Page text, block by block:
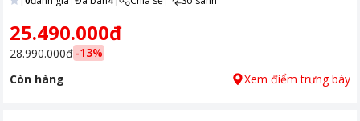
25.490.000đ
28.990.000đ-13%
Còn hàng
Xem điểm trưng bày